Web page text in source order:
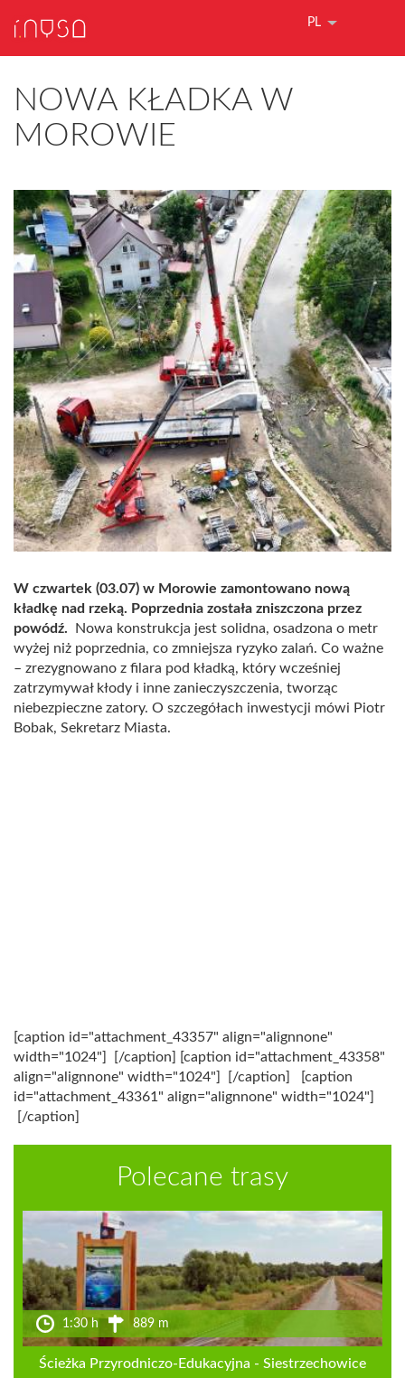
PL
NOWA KŁADKA W
MOROWIE
W czwartek (03.07) w Morowie zamontowano nową
kładkę nad rzeką. Poprzednia została zniszczona przez
powódź.
Nowa konstrukcja jest solidna, osadzona o metr
wyżej niż poprzednia, co zmniejsza ryzyko zalań. Co ważne
– zrezygnowano z filara pod kładką, który wcześniej
zatrzymywał kłody i inne zanieczyszczenia, tworząc
niebezpieczne zatory. O szczegółach inwestycji mówi Piotr
Bobak, Sekretarz Miasta.
[caption id="attachment_43357" align="alignnone"
width="1024"]
[/caption] [caption id="attachment_43358"
align="alignnone" width="1024"]
[/caption]
[caption
id="attachment_43361" align="alignnone" width="1024"]
[/caption]
Polecane trasy
1:30 h 889 m
Ścieżka Przyrodniczo-Edukacyjna - Siestrzechowice